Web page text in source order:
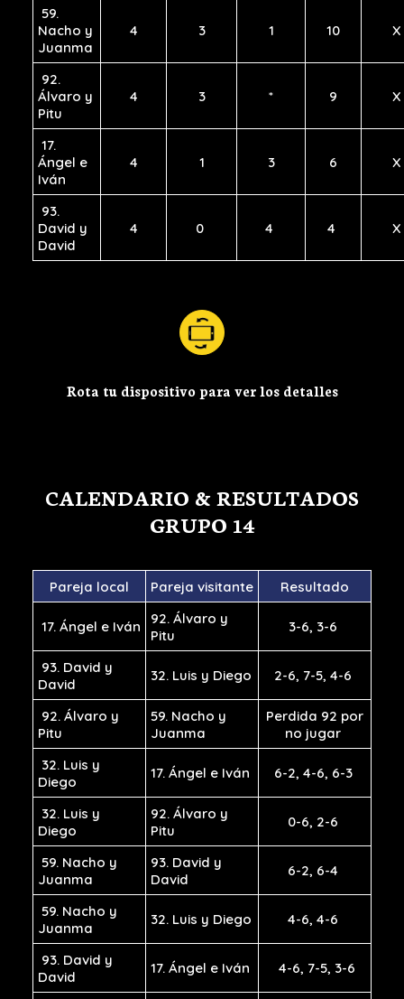
59.
Nacho y
Juanma
4 3 1 10 X
92.
Álvaro y
Pitu
4 3 * 9 X
17.
Ángel e
Iván
4 1 3 6 X
93.
David y
David
4 0 4 4 X
Rota tu dispositivo para ver los detalles
CALENDARIO & RESULTADOS
GRUPO 14
Pareja local Pareja visitante Resultado
17. Ángel e Iván
92. Álvaro y
Pitu
3-6, 3-6
93. David y
David
32. Luis y Diego 2-6, 7-5, 4-6
92. Álvaro y
Pitu
59. Nacho y
Juanma
Perdida 92 por
no jugar
32. Luis y
Diego
17. Ángel e Iván 6-2, 4-6, 6-3
32. Luis y
Diego
92. Álvaro y
Pitu
0-6, 2-6
59. Nacho y
Juanma
93. David y
David
6-2, 6-4
59. Nacho y
Juanma
32. Luis y Diego 4-6, 4-6
93. David y
David
17. Ángel e Iván 4-6, 7-5, 3-6